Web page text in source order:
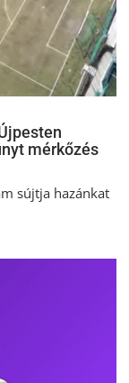
mérkőzés
sújtja hazánkat